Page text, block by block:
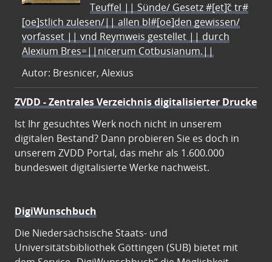
Teuffel || Sünde/ Gesetz #[et]c̃ tr#
[oe]stlich zulesen/|| allen bl#[oe]den gewissen/
vorfasset || vnd Reymweis gestellet || durch
Alexium Bres=||nicerum Cotbusianum.||
Autor: Bresnicer, Alexius
ZVDD - Zentrales Verzeichnis digitalisierter Drucke
Ist Ihr gesuchtes Werk noch nicht in unserem
digitalen Bestand? Dann probieren Sie es doch in
unserem ZVDD Portal, das mehr als 1.600.000
bundesweit digitalisierte Werke nachweist.
DigiWunschbuch
Die Niedersächsische Staats- und
Universitätsbibliothek Göttingen (SUB) bietet mit